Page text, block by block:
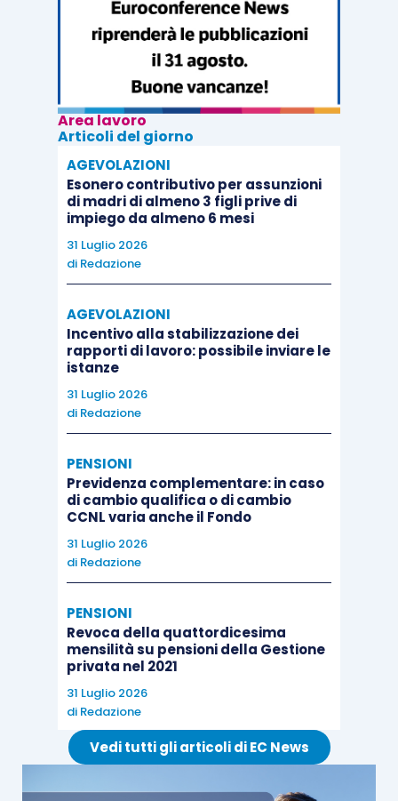
Area lavoro
Articoli del giorno
AGEVOLAZIONI
Esonero contributivo per assunzioni
di madri di almeno 3 figli prive di
impiego da almeno 6 mesi
31 Luglio 2026
di Redazione
AGEVOLAZIONI
Incentivo alla stabilizzazione dei
rapporti di lavoro: possibile inviare le
istanze
31 Luglio 2026
di Redazione
PENSIONI
Previdenza complementare: in caso
di cambio qualifica o di cambio
CCNL varia anche il Fondo
31 Luglio 2026
di Redazione
PENSIONI
Revoca della quattordicesima
mensilità su pensioni della Gestione
privata nel 2021
31 Luglio 2026
di Redazione
Vedi tutti gli articoli di EC News